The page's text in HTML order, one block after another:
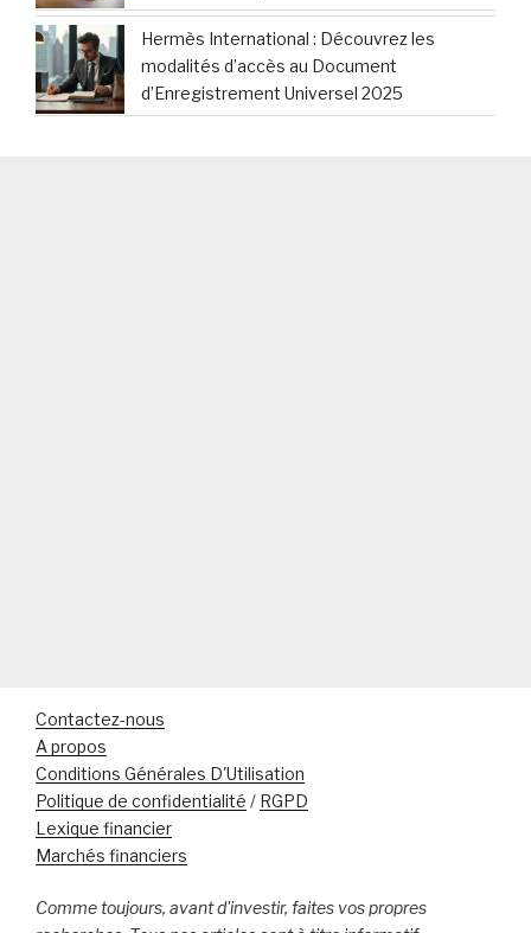
Hermès International : Découvrez les
modalités d’accès au Document
d’Enregistrement Universel 2025
Contactez-nous
A propos
Conditions Générales D'Utilisation
Politique de confidentialité / RGPD
Lexique financier
Marchés financiers
Comme toujours, avant d'investir, faites vos propres